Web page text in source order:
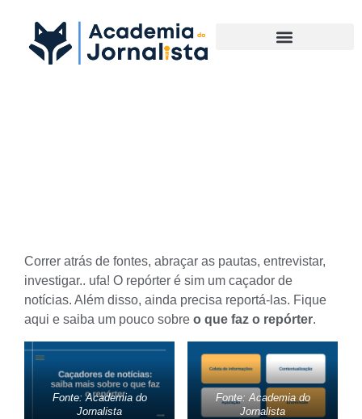
Correr atrás de fontes, abraçar as pautas, entrevistar,
investigar.. ufa! O repórter é sim um caçador de
notícias. Além disso, ainda precisa reportá-las. Fique
aqui e saiba um pouco sobre o que faz o repórter.
Fonte: Academia do
Jornalista
Fonte: Academia do
Jornalista